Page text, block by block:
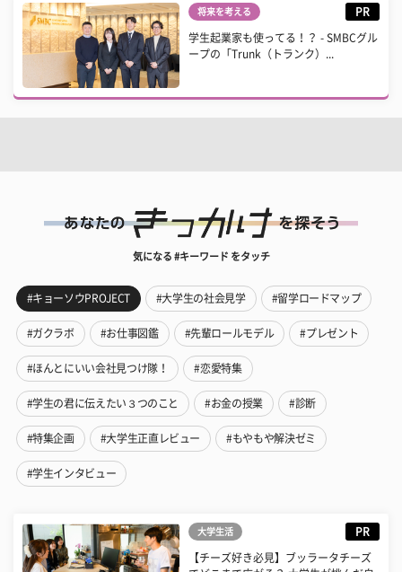
将来を考える PR
学生起業家も使ってる！？ - SMBCグル
ープの「Trunk（トランク）...
気になる #キーワード をタッチ
#キョーソウPROJECT #大学生の社会見学 #留学ロードマップ
#ガクラボ #お仕事図鑑 #先輩ロールモデル #プレゼント
#ほんとにいい会社見つけ隊！ #恋愛特集
#学生の君に伝えたい３つのこと #お金の授業 #診断
#特集企画 #大学生正直レビュー #もやもや解決ゼミ
#学生インタビュー
大学生活 PR
【チーズ好き必見】ブッラータチーズ